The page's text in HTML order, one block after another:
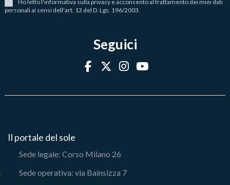
Ho letto l'informativa sulla privacy e acconsento al trattamento dei miei dati
personali ai sensi dell'art. 13 del D. Lgs. 196/2003.
Seguici
Il portale del sole
Sede legale: Corso Milano 26
Sede operativa: via Bainsizza 7